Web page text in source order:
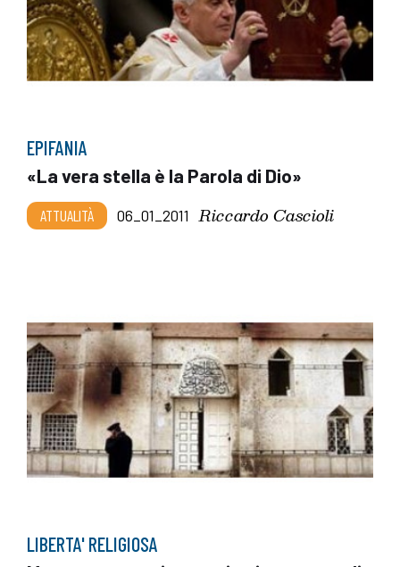
EPIFANIA
«La vera stella è la Parola di Dio»
ATTUALITÀ 06_01_2011 Riccardo Cascioli
LIBERTA' RELIGIOSA